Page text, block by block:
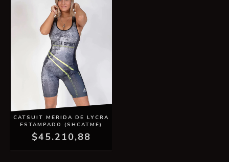
CATSUIT MERIDA DE LYCRA
ESTAMPADO (SHCATME)
$45.210,88